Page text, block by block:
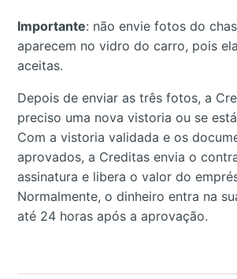
Importante: não envie fotos do
aparecem no vidro do carro, pois
aceitas.
Depois de enviar as três fotos, a
preciso uma nova vistoria ou se
Com a vistoria validada e os
aprovados, a Creditas envia o
assinatura e libera o valor do
Normalmente, o dinheiro entra na
até 24 horas após a aprovação.